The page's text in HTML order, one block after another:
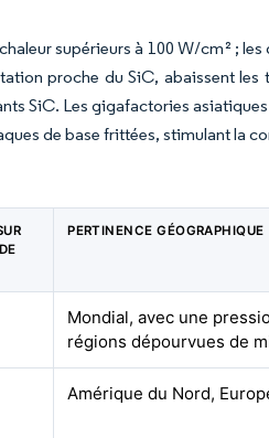
supérieurs à 100 W/cm² ;
proche du SiC, abaissent
SiC. Les gigafactories
de base frittées, stimulant la
PERTINENCE GÉOGRAPHIQUE
Mondial, avec une
régions dépourvues de
Amérique du Nord,